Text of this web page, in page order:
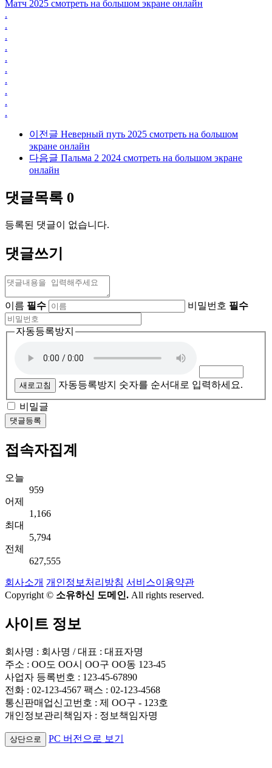
Матч 2025 смотреть на большом экране онлайн
.
.
.
.
.
.
.
.
.
.
이전글 Неверный путь 2025 смотреть на большом
экране онлайн
다음글 Пальма 2 2024 смотреть на большом экране
онлайн
댓글목록 0
등록된 댓글이 없습니다.
댓글쓰기
이름 필수 비밀번호 필수
자동등록방지
새로고침 자동등록방지 숫자를 순서대로 입력하세요.
비밀글
댓글등록
접속자집계
오늘
959
어제
1,166
최대
5,794
전체
627,555
회사소개 개인정보처리방침 서비스이용약관
Copyright © 소유하신 도메인. All rights reserved.
사이트 정보
회사명 : 회사명 / 대표 : 대표자명
주소 : OO도 OO시 OO구 OO동 123-45
사업자 등록번호 : 123-45-67890
전화 : 02-123-4567 팩스 : 02-123-4568
통신판매업신고번호 : 제 OO구 - 123호
개인정보관리책임자 : 정보책임자명
상단으로 PC 버전으로 보기